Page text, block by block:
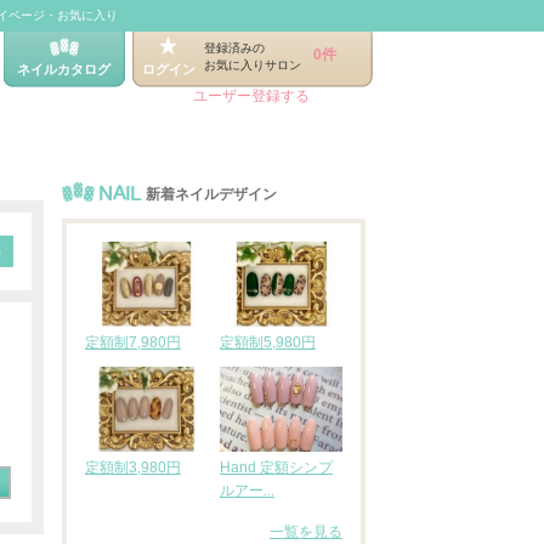
ページ・お気に入り
ネイルカタログ ログイン
登録済みの
お気に入りサロン
0件
ユーザー登録する
NAIL 新着ネイルデザイン
定額制7,980円 定額制5,980円
定額制3,980円
Hand 定額シンプ
ルアー...
一覧を見る